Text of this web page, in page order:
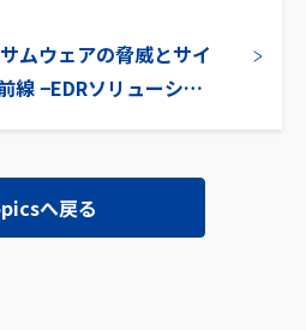
ムウェアの脅威とサイ
線 −EDRソリューショ
へ戻る